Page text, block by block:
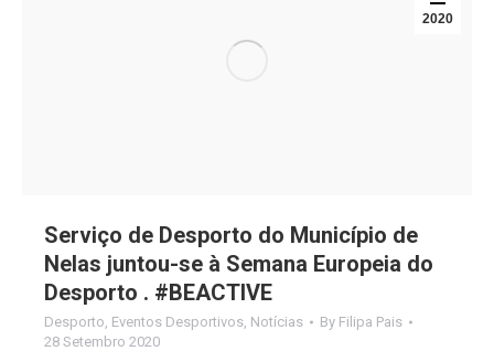
2020
Serviço de Desporto do Município de
Nelas juntou-se à Semana Europeia do
Desporto . #BEACTIVE
Desporto Eventos Desportivos Notícias By Filipa Pais
28 Setembro 2020